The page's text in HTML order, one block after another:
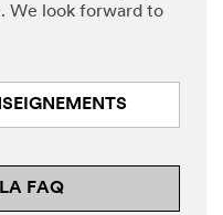
We look forward to
FAQ